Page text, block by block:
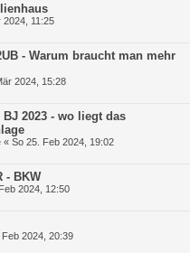
2024, 11:25
- Warum braucht man mehr
2024, 15:28
2023 - wo liegt das
« So 25. Feb 2024, 19:02
- BKW
2024, 12:50
Feb 2024, 20:39